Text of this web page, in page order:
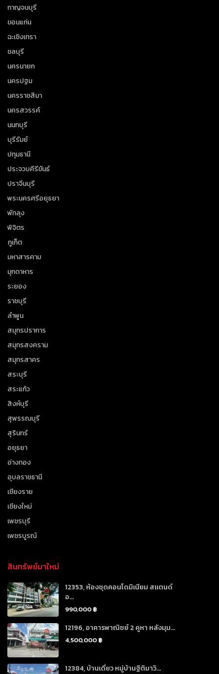
กาญจนบุรี
ขอนแก่น
ฉะเชิงเทรา
ชลบุรี
นครนายก
นครปฐม
นครราชสีมา
นครสวรรค์
นนทบุรี
บุรีรัมย์
ปทุมธานี
ประจวบคีรีขันธ์
ปราจีนบุรี
พระนครศรีอยุธยา
พัทลุง
พิจิตร
ภูเก็ต
มหาสารคาม
มุกดาหาร
ระยอง
ราชบุรี
ลำพูน
สมุทรปราการ
สมุทรสงคราม
สมุทรสาคร
สระบุรี
สระแก้ว
สิงห์บุรี
สุพรรณบุรี
สุรินทร์
อยุธยา
อ่างทอง
อุบลราชธานี
เชียงราย
เชียงใหม่
เพชรบุรี
เพชรบูรณ์
สินทรัพย์มาใหม่
12353, ห้องชุดคอนโดมิเนียม สแตนด์
อ...
990,000 ฿
12196, อาคารพาณิชย์ 2 คูหา หลังมุม...
4,500,000 ฿
12384, บ้านเดี่ยว หมู่บ้านฐิติมาวิ...